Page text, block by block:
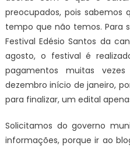
preocupados, pois
tempo que não temos. Para
Festival Edésio Santos da
agosto, o festival é
pagamentos muitas
dezembro início de janeiro,
para finalizar, um edital
Solicitamos do governo
informações, porque ir ao